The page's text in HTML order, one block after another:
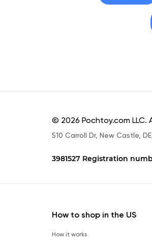
© 2026 Pochtoy.com LLC.
510 Carroll Dr, New Castle,
3981527 Registration
How to shop in the US
How it works